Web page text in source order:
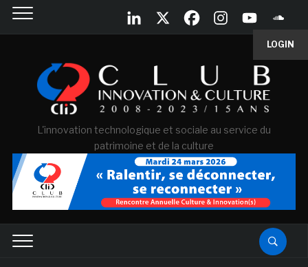
LOGIN
L'innovation technologique et sociale au service du
patrimoine et de la culture